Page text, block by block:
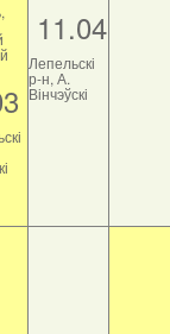
11.04
Лепельскі
р-н, А.
Вінчэўскі